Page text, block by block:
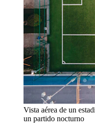
Vista aérea de un
un partido nocturno